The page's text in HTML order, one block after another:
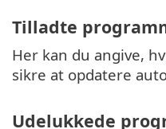
Tilladte
Her kan du angive,
sikre at opdatere
Udelukkede